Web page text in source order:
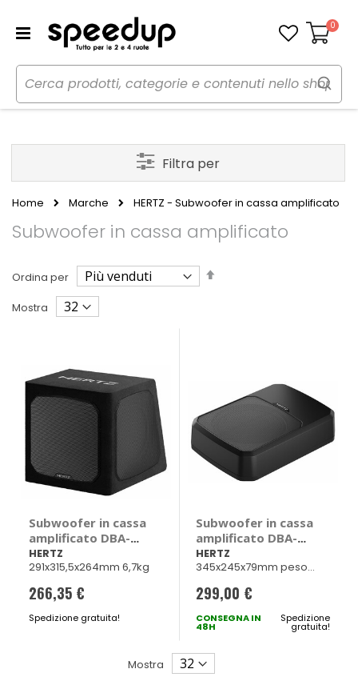
Carrello
0
Home Marche HERTZ - Subwoofer in cassa amplificato
Subwoofer in cassa amplificato
Ordina per
Imposta
Mostra
Subwoofer in cassa
amplificato DBA-
201 - HERTZ
HERTZ
291x315,5x264mm 6,7kg
266,35 €
Spedizione gratuita!
Subwoofer in cassa
amplificato DBA-
201F - HERTZ
HERTZ
345x245x79mm peso
299,00 €
CONSEGNA IN
48H
Spedizione
gratuita!
Mostra
Filtra per